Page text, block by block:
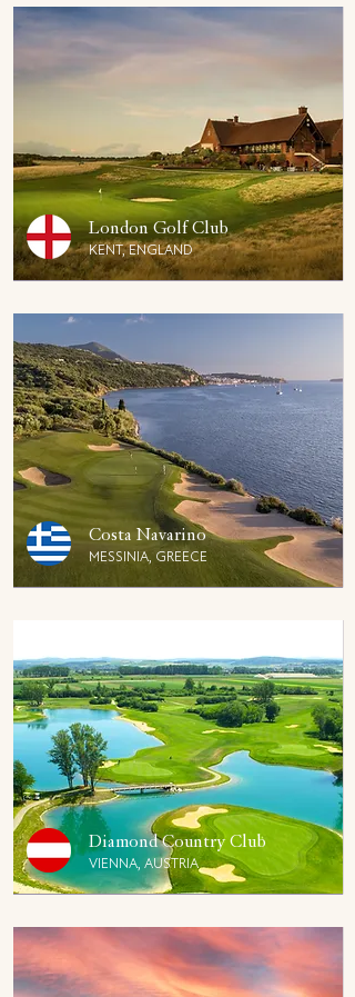
London Golf Club
KENT, ENGLAND
Costa Navarino
MESSINIA, GREECE
Diamond Country Club
VIENNA, AUSTRIA